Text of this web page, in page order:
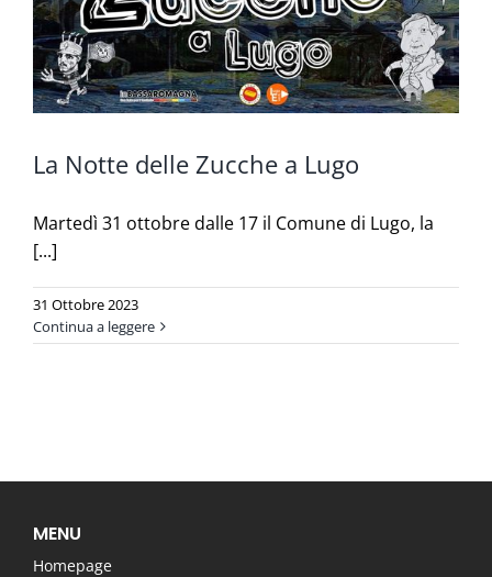
La Notte delle Zucche a Lugo
Martedì 31 ottobre dalle 17 il Comune di Lugo, la
[...]
31 Ottobre 2023
Continua a leggere
MENU
Homepage